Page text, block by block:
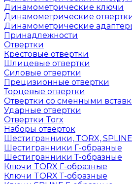
Динамометрические ключи
Динамометрические
Динамометрические
Принадлежности
Отвертки
Крестовые отвертки
Шлицевые отвертки
Силовые отвертки
Прецизионные отвертки
Торцевые отвертки
Отвертки со сменными
Ударные отвертки
Отвертки Torx
Наборы отверток
Шестигранники, TORX, SPLINE
Шестигранники Г-образные
Шестигранники Т-образные
Ключи TORX Г-образные
Ключи TORX Т-образные